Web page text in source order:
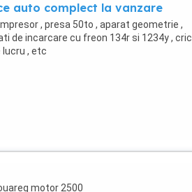
auto complect la vanzare
, presa 50to , aparat geometrie ,
de incarcare cu freon 134r si 1234y , cric
lucru , etc
motor 2500